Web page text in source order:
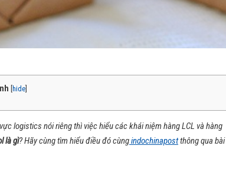
[hide]
logistics nói riêng thì việc hiểu các khái niệm hàng LCL và hàng
là gì? Hãy cùng tìm hiểu điều đó cùngindochinapostthông qua